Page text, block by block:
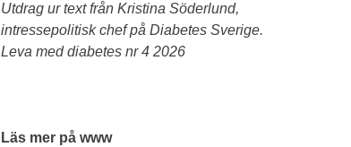
Utdrag ur text från Kristina Söderlund,
intressepolitisk chef på Diabetes Sverige.
Leva med diabetes nr 4 2026
Läs mer på www